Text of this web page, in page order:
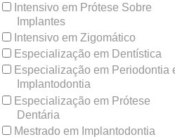
Intensivo em Prótese Sobre
Implantes
Intensivo em Zigomático
Especialização em Dentística
Especialização em Periodontia
Implantodontia
Especialização em Prótese
Dentária
Mestrado em Implantodontia